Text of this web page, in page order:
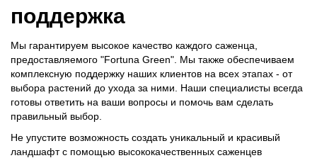
поддержка
Мы гарантируем высокое качество каждого саженца,
предоставляемого "Fortuna Green". Мы также обеспечиваем
комплексную поддержку наших клиентов на всех этапах - от
выбора растений до ухода за ними. Наши специалисты всегда
готовы ответить на ваши вопросы и помочь вам сделать
правильный выбор.
Не упустите возможность создать уникальный и красивый
ландшафт с помощью высококачественных саженцев